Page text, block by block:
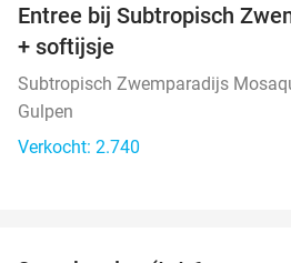
Entree bij Subtropisch
+ softijsje
Subtropisch Zwemparadijs
Gulpen
Verkocht: 2.740